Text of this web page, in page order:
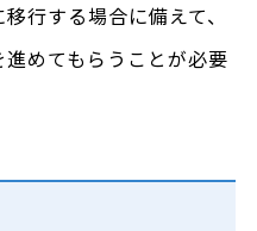
行する場合に備えて、
進めてもらうことが必要